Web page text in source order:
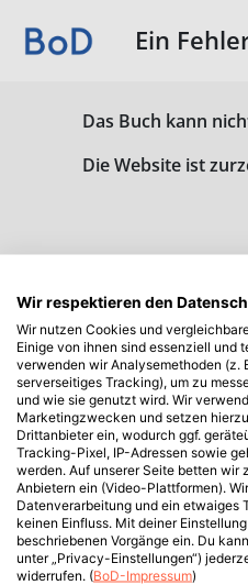
Ein
Das Buch kann
Die Website ist
Wir respektieren den
Wir nutzen Cookies und
Einige von ihnen sind essenziell und
verwenden wir Analysemethoden (z.
serverseitiges Tracking), um zu
und wie sie genutzt wird. Wir
Marketingzwecken und setzen
Drittanbieter ein, wodurch ggf.
Tracking-Pixel, IP-Adressen sowie
werden. Auf unserer Seite betten wir
Anbietern ein (Video-Plattformen).
Datenverarbeitung und ein etwaiges
keinen Einfluss. Mit deiner
beschriebenen Vorgänge ein. Du
unter „Privacy-Einstellungen“)
widerrufen. (BoD-Impressum)